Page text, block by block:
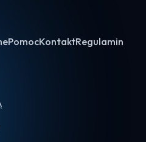
PomocKontaktRegulamin